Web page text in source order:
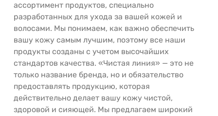
ассортимент продуктов, специально
разработанных для ухода за вашей кожей и
волосами. Мы понимаем, как важно обеспечить
вашу кожу самым лучшим, поэтому все наши
продукты созданы с учетом высочайших
стандартов качества. «Чистая линия» — это не
только название бренда, но и обязательство
предоставлять продукцию, которая
действительно делает вашу кожу чистой,
здоровой и сияющей. Мы предлагаем широкий